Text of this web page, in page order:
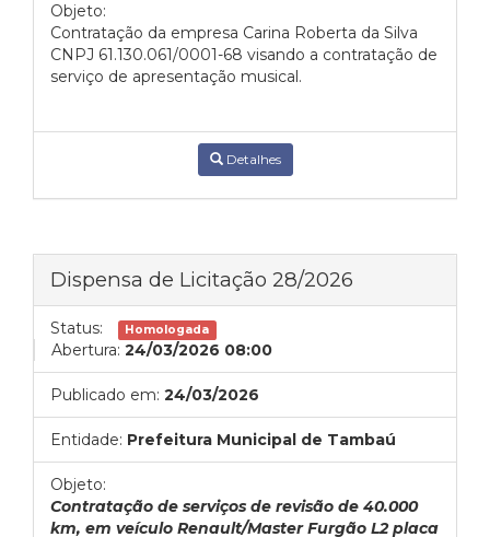
Objeto:
Contratação da empresa Carina Roberta da Silva
CNPJ 61.130.061/0001-68 visando a contratação de
serviço de apresentação musical.
Detalhes
Dispensa de Licitação 28/2026
Status: Homologada
Abertura: 24/03/2026 08:00
Publicado em: 24/03/2026
Entidade: Prefeitura Municipal de Tambaú
Objeto:
Contratação de serviços de revisão de 40.000
km, em veículo Renault/Master Furgão L2 placa